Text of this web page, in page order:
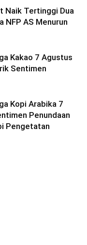
Naik Tertinggi Dua
NFP AS Menurun
Kakao 7 Agustus
Sentimen
Kopi Arabika 7
Penundaan
Pengetatan